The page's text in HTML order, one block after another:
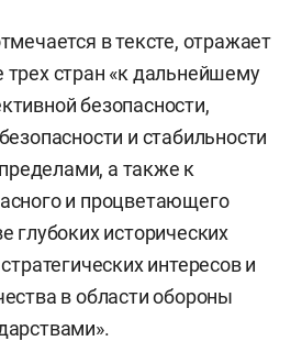
в тексте, отражает
стран «к дальнейшему
безопасности,
и стабильности
а также к
и процветающего
глубоких исторических
интересов и
в области обороны